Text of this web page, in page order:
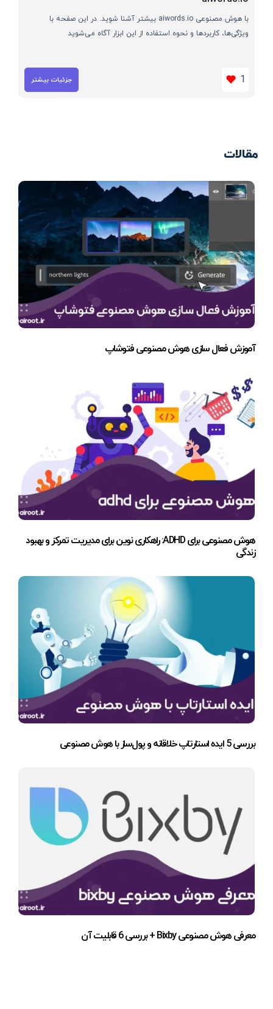
با هوش مصنوعی aiwords.io بیشتر آشنا شوید. در این صفحه با
ویژگی‌ها، کاربردها و نحوه استفاده از این ابزار آگاه می‌شوید
1 جزئیات بیشتر
مقالات
آموزش فعال سازی هوش مصنوعی فتوشاپ
هوش مصنوعی برای ADHD: راهکاری نوین برای مدیریت تمرکز و بهبود
زندگی
بررسی 5 ایده استارتاپ خلاقانه و پول‌ساز با هوش مصنوعی
معرفی هوش مصنوعی Bixby + بررسی 6 قابلیت آن